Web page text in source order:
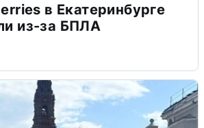
в Екатеринбурге
из-за БПЛА